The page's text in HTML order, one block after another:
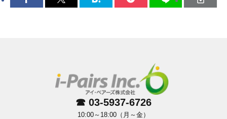
☎ 03-5937-6726
10:00～18:00（月～金）